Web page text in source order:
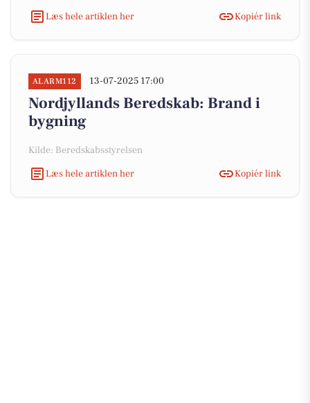
Læs hele artiklen her
Kopiér link
ALARM112 13-07-2025 17:00
Nordjyllands Beredskab: Brand i
bygning
Kilde: Beredskabsstyrelsen
Læs hele artiklen her
Kopiér link